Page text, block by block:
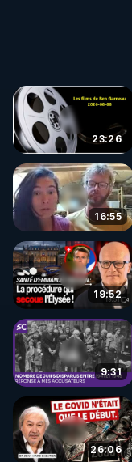
🌱 INSTAGRAM
https://
http://rgnr.li/
🌱 LA
Pour ne pas rater
http://rgnr.li/news
🌱 VIDÉOS NON
Toutes les
http://rgnr.li/
🌱 LES STAGES
http://rgnr.li/
23:26
16:55
19:52
9:31
26:06